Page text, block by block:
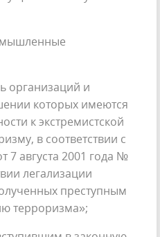
организаций и
которых имеются
к экстремистской
в соответствии с
7 августа 2001 года №
легализации
преступным
терроризма»;